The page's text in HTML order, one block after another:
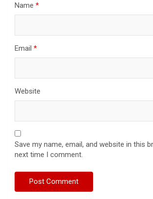
Name *
Email *
Website
Save my name, email, and website in this
next time I comment.